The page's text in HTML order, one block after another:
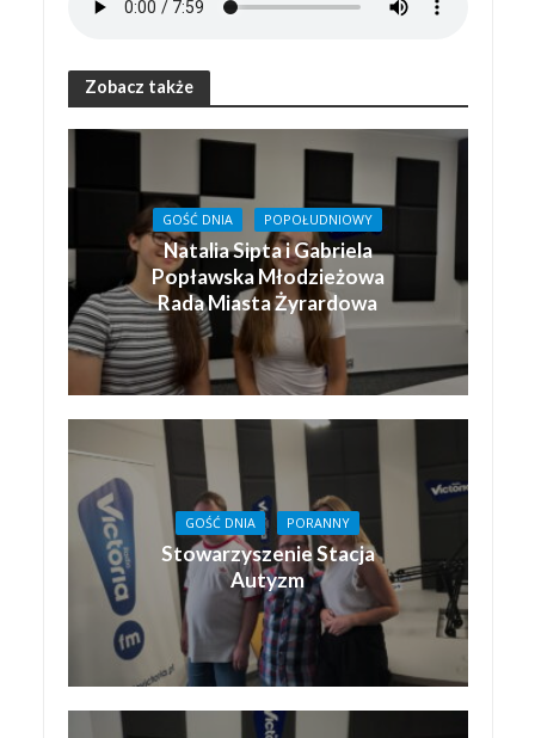
Zobacz także
GOŚĆ DNIA POPOŁUDNIOWY
Natalia Sipta i Gabriela
Popławska Młodzieżowa
Rada Miasta Żyrardowa
GOŚĆ DNIA PORANNY
Stowarzyszenie Stacja
Autyzm